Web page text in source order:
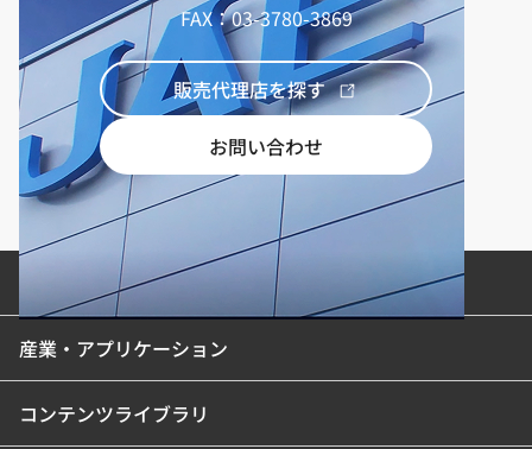
FAX：03-3780-3869
販売代理店を探す
お問い合わせ
製品カテゴリ
産業・アプリケーション
コンテンツライブラリ